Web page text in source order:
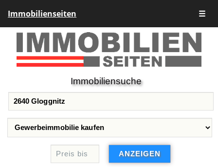
Immobilienseiten ☰
Immobiliensuche